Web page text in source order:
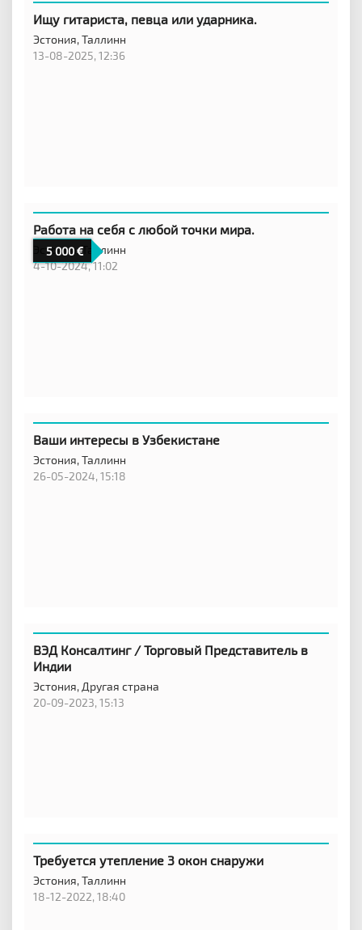
Ищу гитариста, певца или ударника.
Эстония,Таллинн
13-08-2025, 12:36
5 000
Работа на себя с любой точки мира.
Эстония,Таллинн
4-10-2024, 11:02
Ваши интересы в Узбекистане
Эстония,Таллинн
26-05-2024, 15:18
ВЭД Консалтинг / Торговый Представитель в
Индии
Эстония, Другая страна
20-09-2023, 15:13
Требуется утепление 3 окон снаружи
Эстония,Таллинн
18-12-2022, 18:40